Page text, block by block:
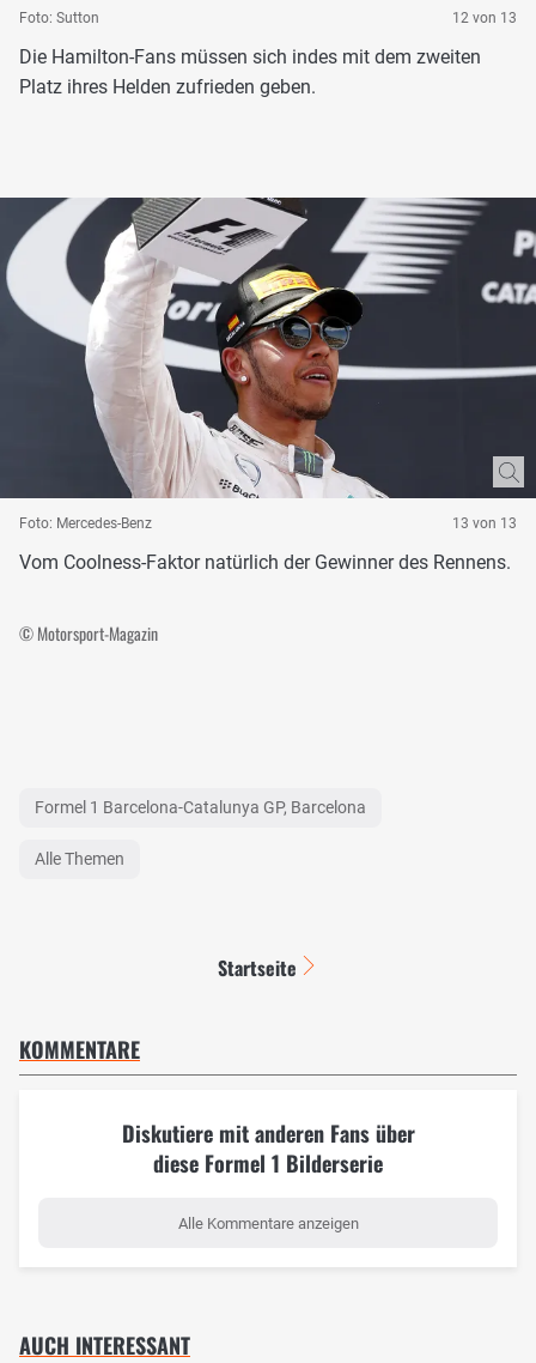
Foto: Sutton 12 von 13
Die Hamilton-Fans müssen sich indes mit dem zweiten
Platz ihres Helden zufrieden geben.
Foto: Mercedes-Benz 13 von 13
Vom Coolness-Faktor natürlich der Gewinner des Rennens.
© Motorsport-Magazin
Formel 1 Barcelona-Catalunya GP, Barcelona
Alle Themen
Startseite
KOMMENTARE
Diskutiere mit anderen Fans über
diese Formel 1 Bilderserie
Alle Kommentare anzeigen
AUCH INTERESSANT